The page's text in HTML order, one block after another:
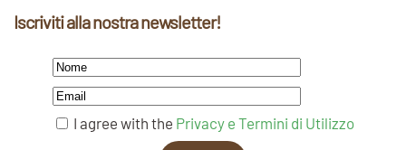
Iscriviti alla nostra newsletter!
I agree with the Privacy e Termini di Utilizzo